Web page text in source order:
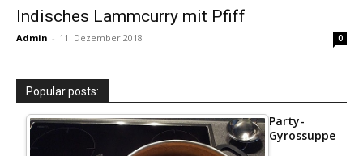
Indisches Lammcurry mit Pfiff
Admin - 11. Dezember 2018 0
Popular posts:
Party-
Gyrossuppe